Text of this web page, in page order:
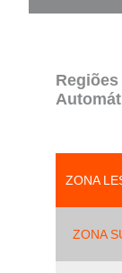
ZONA
ZONA